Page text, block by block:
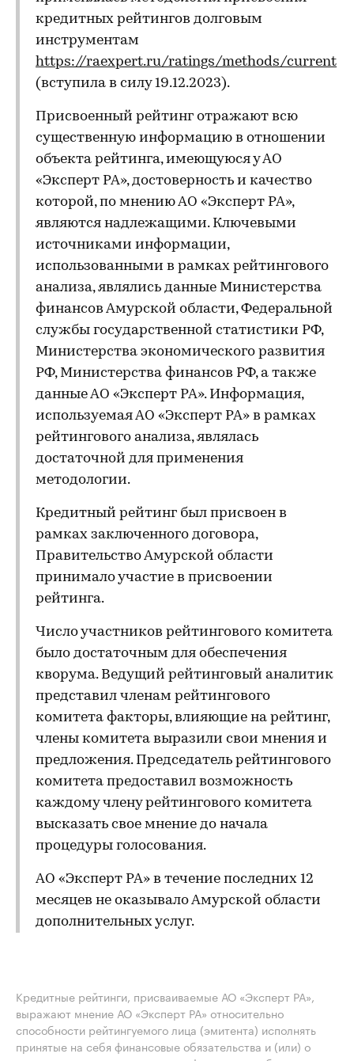
кредитных рейтингов долговым
инструментам
https://raexpert.ru/ratings/methods/current
(вступила в силу 19.12.2023).
Присвоенный рейтинг отражают всю
существенную информацию в отношении
объекта рейтинга, имеющуюся у АО
«Эксперт РА», достоверность и качество
которой, по мнению АО «Эксперт РА»,
являются надлежащими. Ключевыми
источниками информации,
использованными в рамках рейтингового
анализа, являлись данные Министерства
финансов Амурской области, Федеральной
службы государственной статистики РФ,
Министерства экономического развития
РФ, Министерства финансов РФ, а также
данные АО «Эксперт РА». Информация,
используемая АО «Эксперт РА» в рамках
рейтингового анализа, являлась
достаточной для применения
методологии.
Кредитный рейтинг был присвоен в
рамках заключенного договора,
Правительство Амурской области
принимало участие в присвоении
рейтинга.
Число участников рейтингового комитета
было достаточным для обеспечения
кворума. Ведущий рейтинговый аналитик
представил членам рейтингового
комитета факторы, влияющие на рейтинг,
члены комитета выразили свои мнения и
предложения. Председатель рейтингового
комитета предоставил возможность
каждому члену рейтингового комитета
высказать свое мнение до начала
процедуры голосования.
АО «Эксперт РА» в течение последних 12
месяцев не оказывало Амурской области
дополнительных услуг.
Кредитные рейтинги, присваиваемые АО «Эксперт РА»,
выражают мнение АО «Эксперт РА» относительно
способности рейтингуемого лица (эмитента) исполнять
принятые на себя финансовые обязательства и (или) о